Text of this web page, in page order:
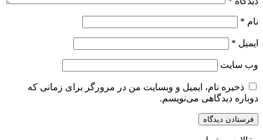
نام *
ایمیل *
وب‌ سایت
ذخیره نام، ایمیل و وبسایت من در مرورگر برای زمانی که
دوباره دیدگاهی می‌نویسم.